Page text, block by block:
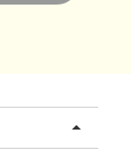
arrow_drop_up